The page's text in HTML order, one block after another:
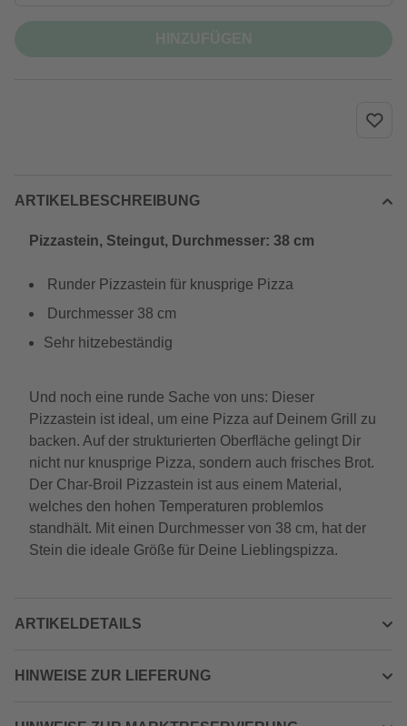
ARTIKELBESCHREIBUNG
Pizzastein, Steingut, Durchmesser: 38 cm
Runder Pizzastein für knusprige Pizza
Durchmesser 38 cm
Sehr hitzebeständig
Und noch eine runde Sache von uns: Dieser
Pizzastein ist ideal, um eine Pizza auf Deinem Grill zu
backen. Auf der strukturierten Oberfläche gelingt Dir
nicht nur knusprige Pizza, sondern auch frisches Brot.
Der Char-Broil Pizzastein ist aus einem Material,
welches den hohen Temperaturen problemlos
standhält. Mit einen Durchmesser von 38 cm, hat der
Stein die ideale Größe für Deine Lieblingspizza.
ARTIKELDETAILS
HINWEISE ZUR LIEFERUNG